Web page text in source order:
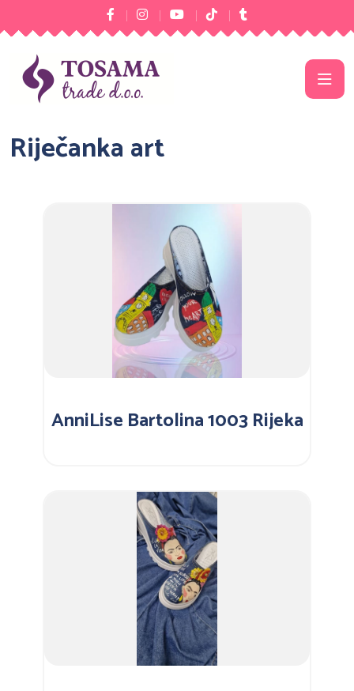
Riječanka art
AnniLise Bartolina 1003 Rijeka